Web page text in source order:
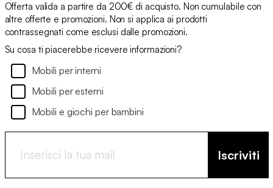
Offerta valida a partire da 200€ di acquisto. Non cumulabile con
altre offerte e promozioni. Non si applica ai prodotti
contrassegnati come esclusi dalle promozioni.
Su cosa ti piacerebbe ricevere informazioni?
Mobili per interni
Mobili per esterni
Mobili e giochi per bambini
Iscriviti